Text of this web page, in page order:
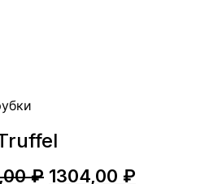
₽ Первоначальная
1304,00 ₽